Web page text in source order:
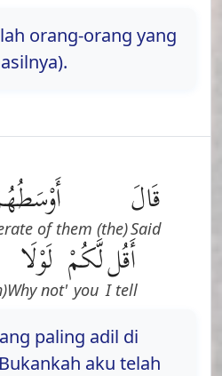
orang-orang yang
قَالَ
Said
(the) most moderate of them
أَقُل
I tell
لَّكُمْ
you
لَوْلَا
'Why not
paling adil di
aku telah